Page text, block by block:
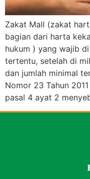
Zakat Mall (zakat
bagian dari harta
hukum ) yang wajib
tertentu, setelah di
dan jumlah minimal
Nomor 23 Tahun
pasal 4 ayat 2